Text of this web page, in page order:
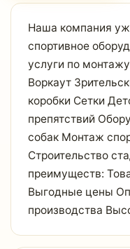
Наша компания
спортивное
услуги по
Воркаут
коробки Сетки
препятствий
собак Монтаж
Строительство
преимуществ:
Выгодные цены
производства